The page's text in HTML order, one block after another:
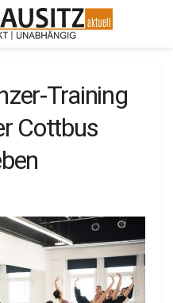
Training
Cottbus